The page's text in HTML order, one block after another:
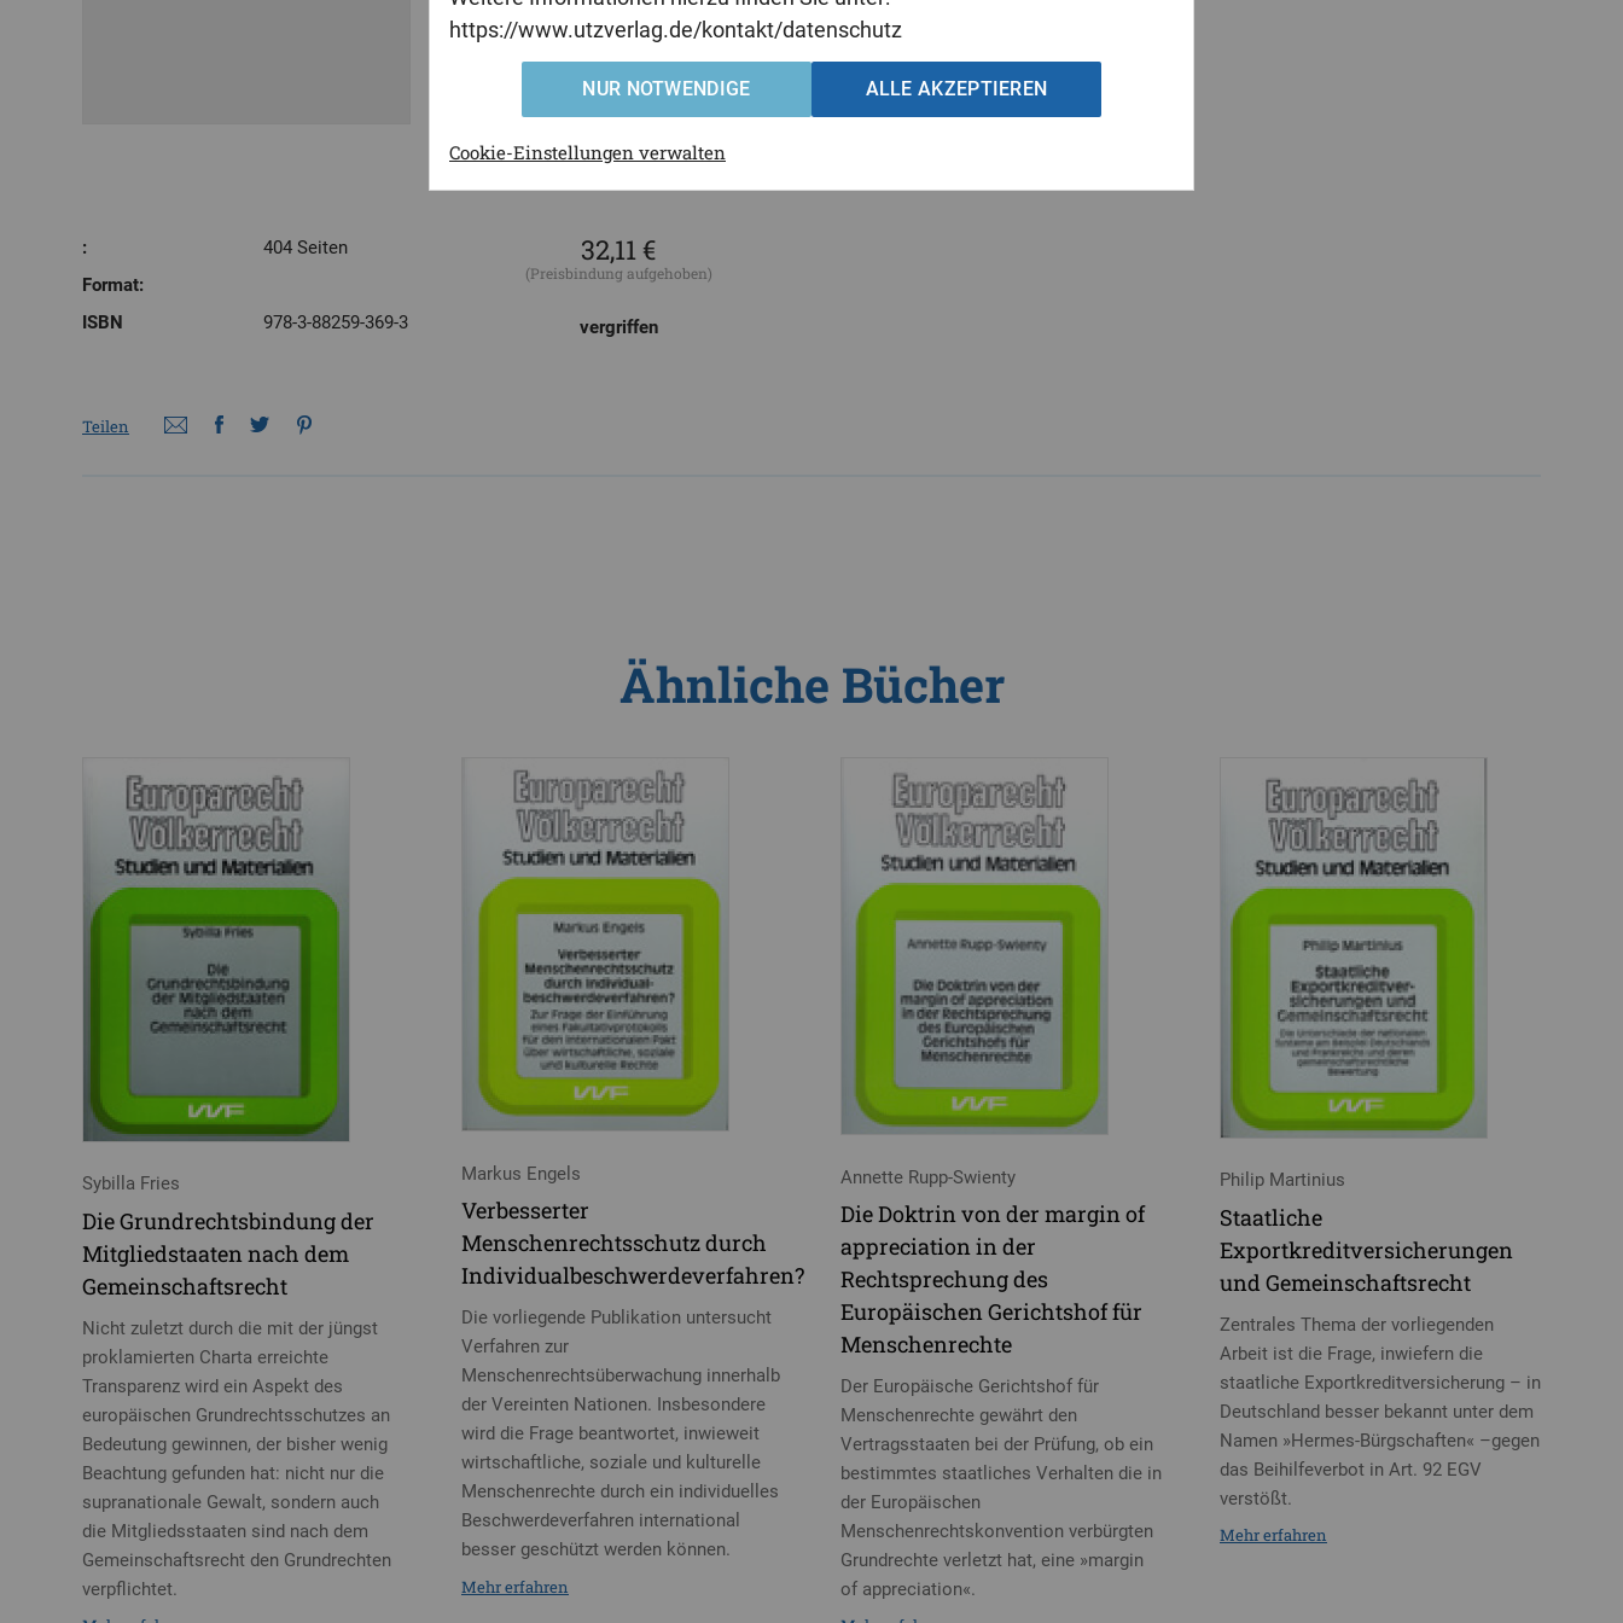
https://www.utzverlag.de/kontakt/datenschutz
NUR NOTWENDIGE ALLE AKZEPTIEREN
Cookie-Einstellungen verwalten
:
404 Seiten
Format:
ISBN
978-3-88259-369-3
32,11 €
(Preisbindung aufgehoben)
vergriffen
Teilen
Ähnliche Bücher
Sybilla Fries
Die Grundrechtsbindung der
Mitgliedstaaten nach dem
Gemeinschaftsrecht
Nicht zuletzt durch die mit der jüngst
proklamierten Charta erreichte
Transparenz wird ein Aspekt des
europäischen Grundrechtsschutzes an
Bedeutung gewinnen, der bisher wenig
Beachtung gefunden hat: nicht nur die
supranationale Gewalt, sondern auch
die Mitgliedsstaaten sind nach dem
Gemeinschaftsrecht den Grundrechten
verpflichtet.
Markus Engels
Verbesserter
Menschenrechtsschutz durch
Individualbeschwerdeverfahren?
Die vorliegende Publikation untersucht
Verfahren zur
Menschenrechtsüberwachung innerhalb
der Vereinten Nationen. Insbesondere
wird die Frage beantwortet, inwieweit
wirtschaftliche, soziale und kulturelle
Menschenrechte durch ein individuelles
Beschwerdeverfahren international
besser geschützt werden können.
Mehr erfahren
Annette Rupp-Swienty
Die Doktrin von der margin of
appreciation in der
Rechtsprechung des
Europäischen Gerichtshof für
Menschenrechte
Der Europäische Gerichtshof für
Menschenrechte gewährt den
Vertragsstaaten bei der Prüfung, ob ein
bestimmtes staatliches Verhalten die in
der Europäischen
Menschenrechtskonvention verbürgten
Grundrechte verletzt hat, eine »margin
of appreciation«.
Philip Martinius
Staatliche
Exportkreditversicherungen
und Gemeinschaftsrecht
Zentrales Thema der vorliegenden
Arbeit ist die Frage, inwiefern die
staatliche Exportkreditversicherung – in
Deutschland besser bekannt unter dem
Namen »Hermes-Bürgschaften« –gegen
das Beihilfeverbot in Art. 92 EGV
verstößt.
Mehr erfahren